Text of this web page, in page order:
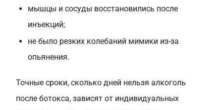
мышцы и сосуды восстановились после
инъекций;
не было резких колебаний мимики из-за
опьянения.
Точные сроки, сколько дней нельзя алкоголь
после ботокса, зависят от индивидуальных